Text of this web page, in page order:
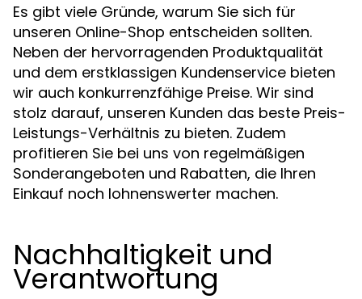
Es gibt viele Gründe, warum Sie sich für
unseren Online-Shop entscheiden sollten.
Neben der hervorragenden Produktqualität
und dem erstklassigen Kundenservice bieten
wir auch konkurrenzfähige Preise. Wir sind
stolz darauf, unseren Kunden das beste Preis-
Leistungs-Verhältnis zu bieten. Zudem
profitieren Sie bei uns von regelmäßigen
Sonderangeboten und Rabatten, die Ihren
Einkauf noch lohnenswerter machen.
Nachhaltigkeit und
Verantwortung